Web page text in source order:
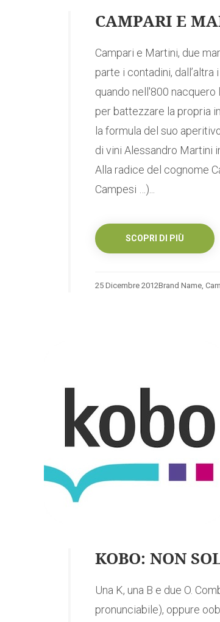
CAMPARI E
Campari e Martini, due
parte i contadini,
quando nell'800
per battezzare la propria
la formula del suo
di vini Alessandro Martini
Alla radice del cognome
Campesi …)...
SCOPRI DI PIÙ
25 Dicembre 2012Brand Name,
KOBO: NON
Una K, una B e due O.
pronunciabile), oppure